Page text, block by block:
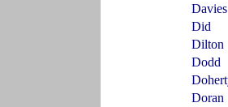
Davies
Did
Dilton
Dodd
Doran